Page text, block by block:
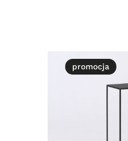
promocja